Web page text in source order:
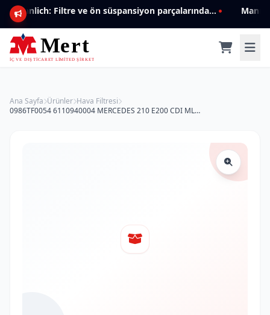
Mannlich: Filtre ve ön süspansiyon parçalarında genişleyen ürün yelpazesiyle kalite ve güven.
Ana Sayfa Ürünler Hava Filtresi
0986TF0054 6110940004 MERCEDES 210 E200 CDI ML270 CDI HAVA FİLTRESİ